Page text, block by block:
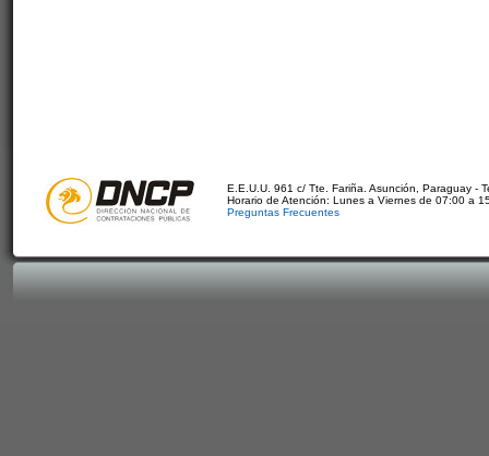
E.E.U.U. 961 c/ Tte. Fariña. Asunción, Paraguay -
Horario de Atención: Lunes a Viernes de 07:00 a
Preguntas Frecuentes